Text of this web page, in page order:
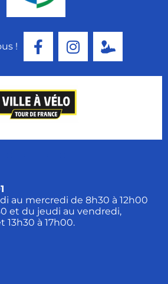
!
au mercredi de 8h30 à 12h00
et du jeudi au vendredi,
13h30 à 17h00.